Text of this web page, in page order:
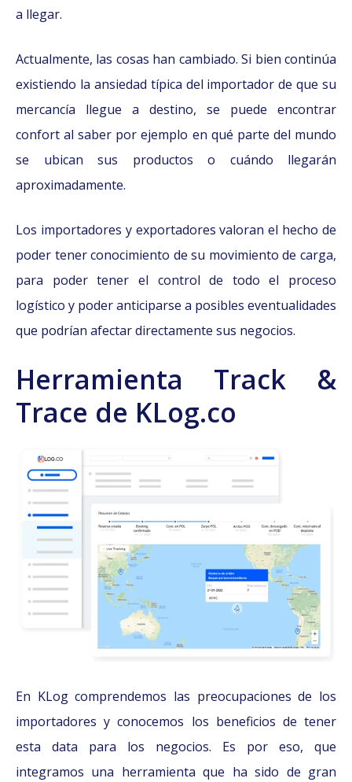
a llegar.
Actualmente, las cosas han cambiado. Si bien continúa
existiendo la ansiedad típica del importador de que su
mercancía llegue a destino, se puede encontrar
confort al saber por ejemplo en qué parte del mundo
se ubican sus productos o cuándo llegarán
aproximadamente.
Los importadores y exportadores valoran el hecho de
poder tener conocimiento de su movimiento de carga,
para poder tener el control de todo el proceso
logístico y poder anticiparse a posibles eventualidades
que podrían afectar directamente sus negocios.
Herramienta Track &
Trace de KLog.co
En KLog comprendemos las preocupaciones de los
importadores y conocemos los beneficios de tener
esta data para los negocios. Es por eso, que
integramos una herramienta que ha sido de gran